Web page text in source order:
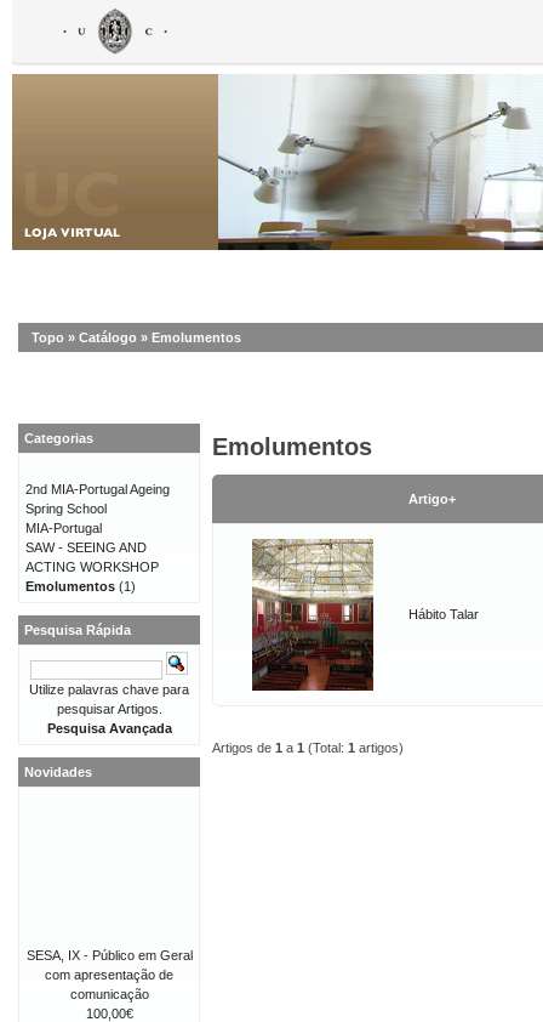
Topo » Catálogo » Emolumentos
Emolumentos
Artigo+
Hábito Talar
Artigos de 1 a 1 (Total: 1 artigos)
Categorias
2nd MIA-Portugal Ageing
Spring School
MIA-Portugal
SAW - SEEING AND
ACTING WORKSHOP
Emolumentos (1)
Pesquisa Rápida
Utilize palavras chave para
pesquisar Artigos.
Pesquisa Avançada
Novidades
SESA, IX - Público em Geral
com apresentação de
comunicação
100,00€